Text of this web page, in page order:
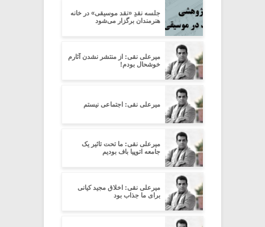
جلسه نقدِ «نقد موسیقی» در خانه
هنرمندان برگزار می‌شود
میرعلی نقی: از منتشر نشدن آثارم
خوشحال بودم!
میرعلی نقی: اجتماعی نیستم
میرعلی نقی: ما تحت تاثیر یک
جامعه اتوپیا باف بودیم
میرعلی نقی: اخلاق مجید کیانی
برای ما جذاب بود